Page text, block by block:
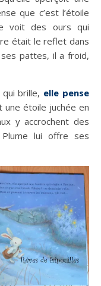
que c’est l’étoile
voit des ours qui
était le reflet dans
pattes, il a froid,
brille, elle pense
une étoile juchée en
y accrochent des
lui offre ses